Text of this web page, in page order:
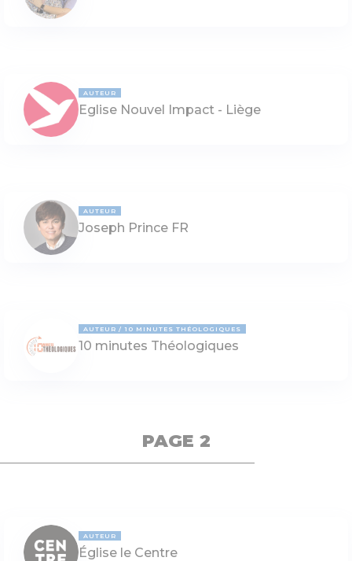
AUTEUR
Eglise Nouvel Impact - Liège
AUTEUR
Joseph Prince FR
AUTEUR 10 MINUTES THÉOLOGIQUES
10 minutes Théologiques
PAGE 2
AUTEUR
Église le Centre